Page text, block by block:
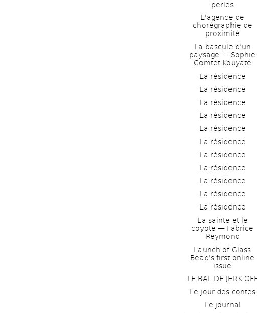
perles
L'agence de
chorégraphie de
proximité
La bascule d’un
paysage — Sophie
Comtet Kouyaté
La résidence
La résidence
La résidence
La résidence
La résidence
La résidence
La résidence
La résidence
La résidence
La résidence
La résidence
La sainte et le
coyote — Fabrice
Reymond
Launch of Glass
Bead's first online
issue
LE BAL DE JERK OFF
Le jour des contes
Le journal